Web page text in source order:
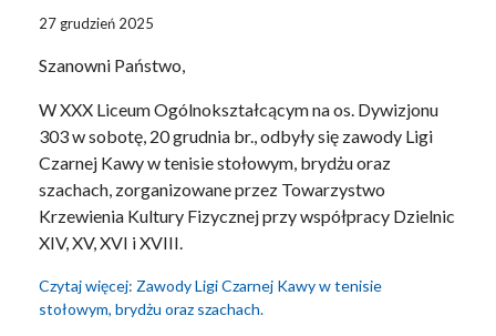
27 grudzień 2025
Szanowni Państwo,
W XXX Liceum Ogólnokształcącym na os. Dywizjonu
303 w sobotę, 20 grudnia br., odbyły się zawody Ligi
Czarnej Kawy w tenisie stołowym, brydżu oraz
szachach, zorganizowane przez Towarzystwo
Krzewienia Kultury Fizycznej przy współpracy Dzielnic
XIV, XV, XVI i XVIII.
Czytaj więcej: Zawody Ligi Czarnej Kawy w tenisie
stołowym, brydżu oraz szachach.